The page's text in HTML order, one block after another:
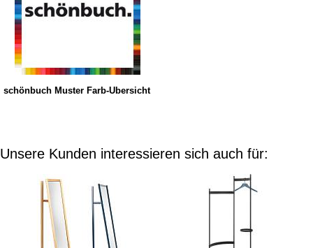
schönbuch Muster Farb-Übersicht
Unsere Kunden interessieren sich auch für: